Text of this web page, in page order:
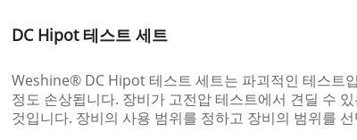
DC Hipot 테스트 세트
Weshine® DC Hipot 테스트 세트는 파괴적인 테스트
정도 손상됩니다. 장비가 고전압 테스트에서 견딜 수
것입니다. 장비의 사용 범위를 정하고 장비의 범위를